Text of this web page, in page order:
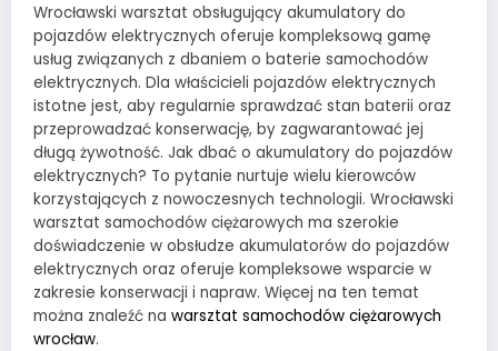
Wrocławski warsztat obsługujący akumulatory do
pojazdów elektrycznych oferuje kompleksową gamę
usług związanych z dbaniem o baterie samochodów
elektrycznych. Dla właścicieli pojazdów elektrycznych
istotne jest, aby regularnie sprawdzać stan baterii oraz
przeprowadzać konserwację, by zagwarantować jej
długą żywotność. Jak dbać o akumulatory do pojazdów
elektrycznych? To pytanie nurtuje wielu kierowców
korzystających z nowoczesnych technologii. Wrocławski
warsztat samochodów ciężarowych ma szerokie
doświadczenie w obsłudze akumulatorów do pojazdów
elektrycznych oraz oferuje kompleksowe wsparcie w
zakresie konserwacji i napraw. Więcej na ten temat
można znaleźć na warsztat samochodów ciężarowych
wrocław.